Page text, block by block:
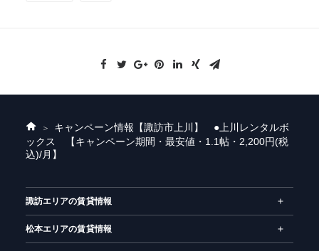
ホ
ー
ム
キャンペーン情報 【諏訪市上川】 ●上川レンタルボ
ックス 【キャンペーン期間・最安値・1.1帖・2,200円(税
込)/月】
諏訪エリアの賃貸情報
松本エリアの賃貸情報